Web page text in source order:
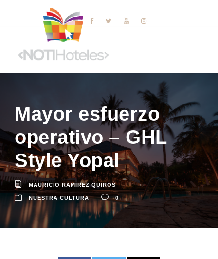
Mayor esfuerzo
operativo – GHL
Style Yopal
MAURICIO RAMIREZ QUIROS
NUESTRA CULTURA 0